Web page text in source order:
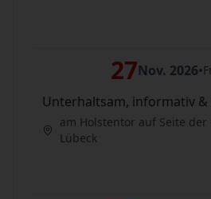
27Nov. 2026•
Unterhaltsam, informativ
am Holstentor auf Seite der
Lübeck